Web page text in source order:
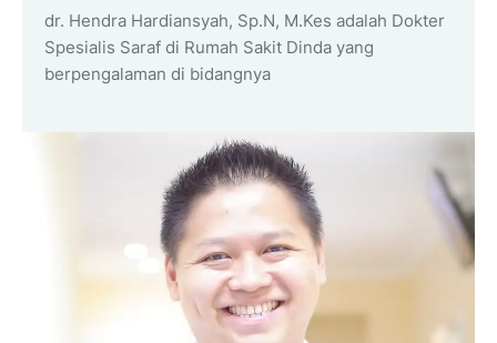
dr. Hendra Hardiansyah, Sp.N, M.Kes adalah Dokter
Spesialis Saraf di Rumah Sakit Dinda yang
berpengalaman di bidangnya